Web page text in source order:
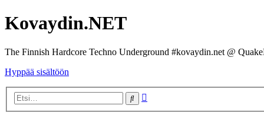
Kovaydin.NET
The Finnish Hardcore Techno Underground #kovaydin.net @
Hyppää sisältöön
Etsi